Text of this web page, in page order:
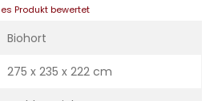
Produkt bewertet
Biohort
275 x 235 x 222 cm